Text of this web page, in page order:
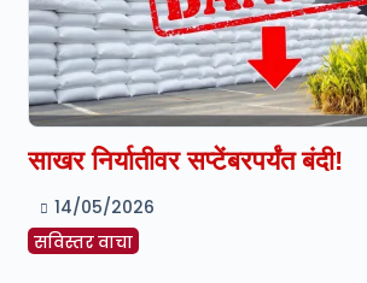
साखर निर्यातीवर सप्टेंबरपर्यंत बंदी!
14/05/2026
सविस्तर वाचा